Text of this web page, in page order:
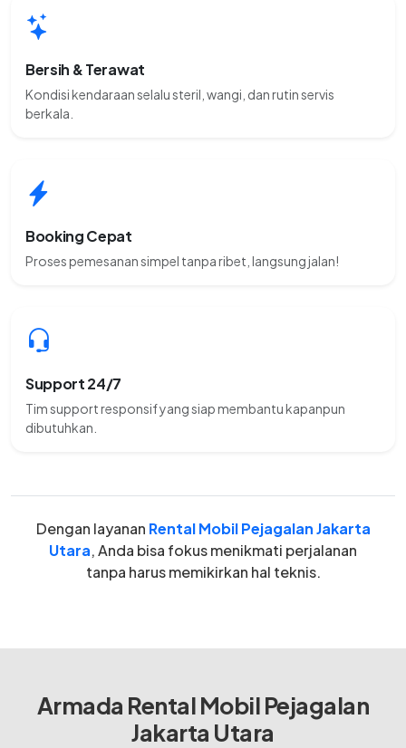
Bersih & Terawat
Kondisi kendaraan selalu steril, wangi, dan rutin servis
berkala.
Booking Cepat
Proses pemesanan simpel tanpa ribet, langsung jalan!
Support 24/7
Tim support responsif yang siap membantu kapanpun
dibutuhkan.
Dengan layanan Rental Mobil Pejagalan Jakarta
Utara, Anda bisa fokus menikmati perjalanan
tanpa harus memikirkan hal teknis.
Armada Rental Mobil Pejagalan
Jakarta Utara